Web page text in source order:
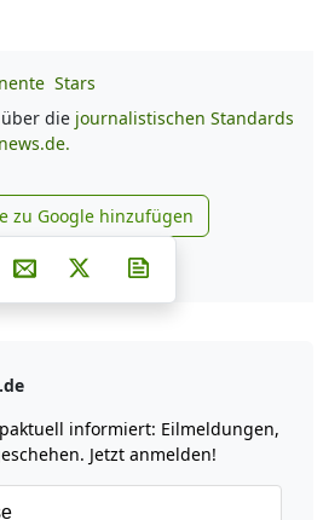
Stars
die journalistischen Standards
news.de zu Google
zu Google hinzufügen
auf Facebook
Teilen auf Whatsapp
Teilen auf Telegram
auf Pinterest
Per E-Mail teilen
Post auf X
informiert: Eilmeldungen,
Jetzt anmelden!